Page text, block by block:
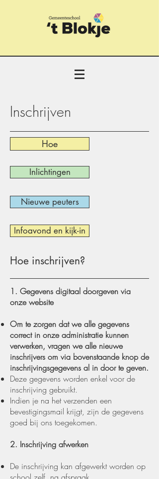
Inschrijven
Hoe
Inlichtingen
Nieuwe peuters
Infoavond en kijk-in
Hoe inschrijven?
1. Gegevens digitaal doorgeven via
onze website
Om te zorgen dat we alle gegevens
correct in onze administratie kunnen
verwerken, vragen we alle nieuwe
inschrijvers om via bovenstaande knop de
inschrijvingsgegevens al in door te geven.
Deze gegevens worden enkel voor de
inschrijving gebruikt.
Indien je na het verzenden een
bevestigingsmail krijgt, zijn de gegevens
goed bij ons toegekomen.
2. Inschrijving afwerken
De inschrijving kan afgewerkt worden op